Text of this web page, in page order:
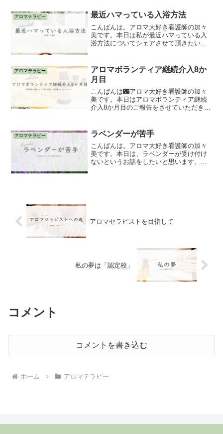
様での出店は2回目。昨年も出店させても
らっていて、その際もアロ...
アロマテラピー 最近ハマっている入浴方法
こんばんは。アロマ大好き看護師の加々
美です。本日は私が最近ハマっている入
浴方法についてシェアさせて頂きたいと
き精油をアロマストーンに一滴垂らして
芳香浴をしながらのアロマ...
アロマテラピー
アロマボランティア継続介入8か
月目
こんばんは🌃アロマ大好き看護師の加々
美です。本日はアロマボランティア継続
介入8か月目のご報告をさせていただきま
用者様からは、「手が温かくなりまし
た。」「また会えてうれし...
アロマテラピー ラベンダーが苦手
こんばんは。アロマ大好き看護師の加々
美です。本日は、ラベンダーが受け付け
ないというお話をしたいと思います。誰
アロマセラピストを目指して
私の夢は「認定校」
コメント
コメントを書き込む
ホーム アロマテラピー